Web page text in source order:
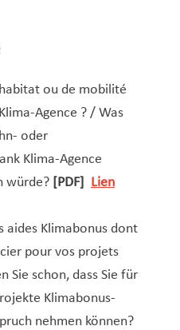
ou de mobilité
Agence ? / Was
oder
Klima-Agence
würde? [PDF] Lien
aides Klimabonus dont
pour vos projets
Sie schon, dass Sie für
Klimabonus-
nehmen können?